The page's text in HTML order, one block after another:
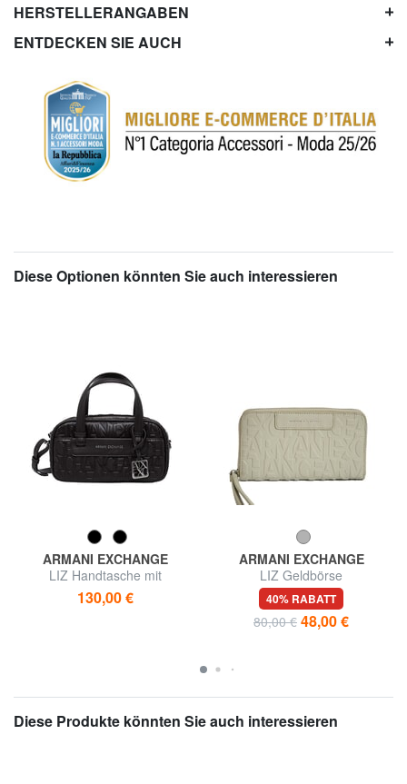
HERSTELLERANGABEN
ENTDECKEN SIE AUCH
Diese Optionen könnten Sie auch interessieren
ARMANI EXCHANGE
LIZ Handtasche mit
Schulterriemen
130,00 €
ARMANI EXCHANGE
LIZ Geldbörse
40% RABATT
80,00 € 48,00 €
Diese Produkte könnten Sie auch interessieren